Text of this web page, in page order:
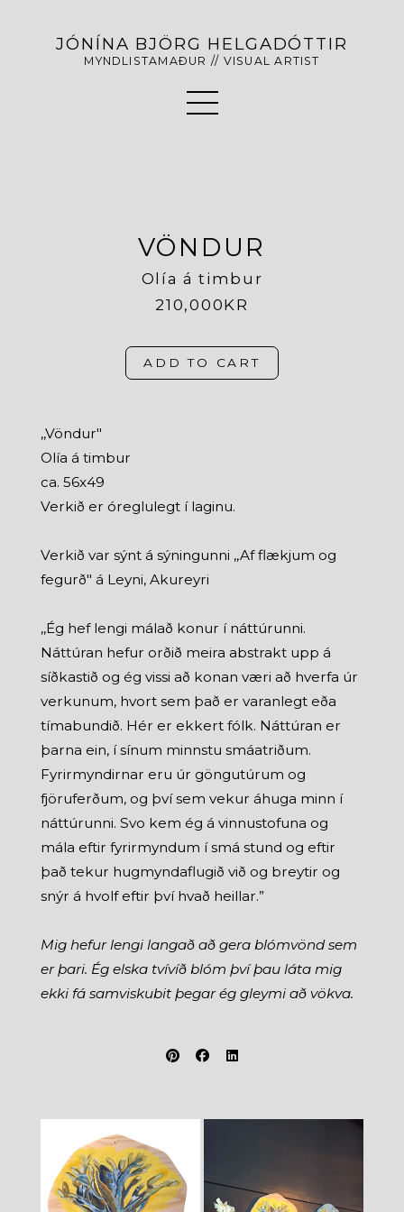
JÓNÍNA BJÖRG HELGADÓTTIR
MYNDLISTAMAÐUR // VISUAL ARTIST
VÖNDUR
Olía á timbur
210,000KR
ADD TO CART
,,Vöndur"
Olía á timbur
ca. 56x49
Verkið er óreglulegt í laginu.
Verkið var sýnt á sýningunni ,,Af flækjum og
fegurð" á Leyni, Akureyri
,,Ég hef lengi málað konur í náttúrunni.
Náttúran hefur orðið meira abstrakt upp á
síðkastið og ég vissi að konan væri að hverfa úr
verkunum, hvort sem það er varanlegt eða
tímabundið. Hér er ekkert fólk. Náttúran er
þarna ein, í sínum minnstu smáatriðum.
Fyrirmyndirnar eru úr göngutúrum og
fjöruferðum, og því sem vekur áhuga minn í
náttúrunni. Svo kem ég á vinnustofuna og
mála eftir fyrirmyndum í smá stund og eftir
það tekur hugmyndaflugið við og breytir og
snýr á hvolf eftir því hvað heillar.”
Mig hefur lengi langað að gera blómvönd sem
er þari. Ég elska tvívíð blóm því þau láta mig
ekki fá samviskubit þegar ég gleymi að vökva.